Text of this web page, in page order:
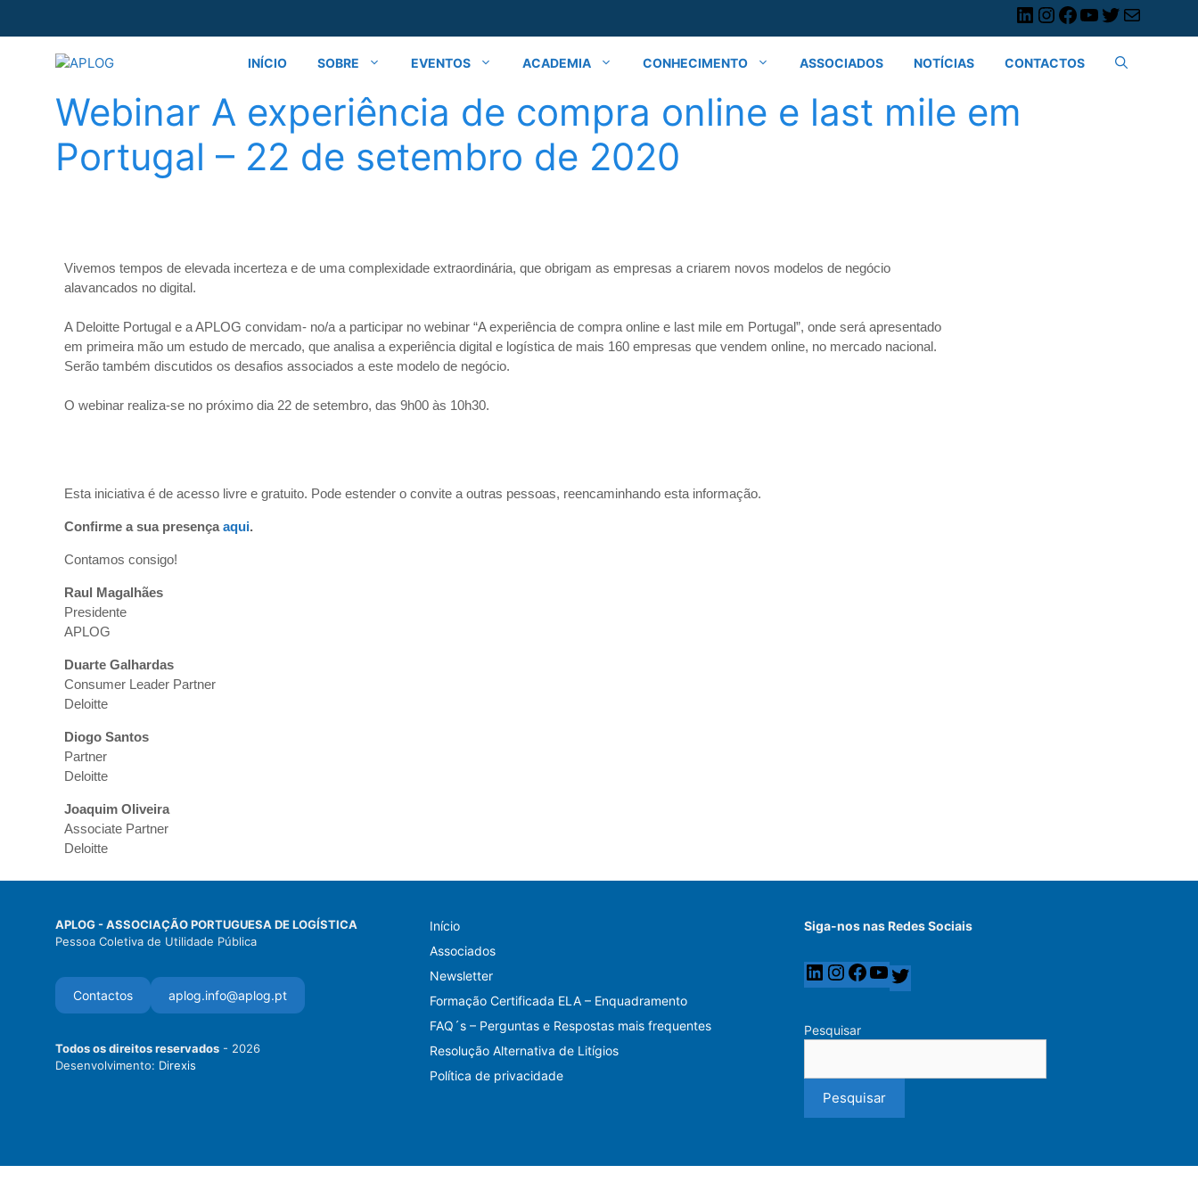
INÍCIO SOBRE EVENTOS ACADEMIA CONHECIMENTO ASSOCIADOS NOTÍCIAS CONTACTOS
Webinar A experiência de compra online e last mile em
Portugal – 22 de setembro de 2020
Vivemos tempos de elevada incerteza e de uma complexidade extraordinária, que obrigam as empresas a criarem novos modelos de negócio
alavancados no digital.
A Deloitte Portugal e a APLOG convidam- no/a a participar no webinar “A experiência de compra online e last mile em Portugal”, onde será apresentado
em primeira mão um estudo de mercado, que analisa a experiência digital e logística de mais 160 empresas que vendem online, no mercado nacional.
Serão também discutidos os desafios associados a este modelo de negócio.
O webinar realiza-se no próximo dia 22 de setembro, das 9h00 às 10h30.
Esta iniciativa é de acesso livre e gratuito. Pode estender o convite a outras pessoas, reencaminhando esta informação.
Confirme a sua presença aqui.
Contamos consigo!
Raul Magalhães
Presidente
APLOG
Duarte Galhardas
Consumer Leader Partner
Deloitte
Diogo Santos
Partner
Deloitte
Joaquim Oliveira
Associate Partner
Deloitte
APLOG - ASSOCIAÇÃO PORTUGUESA DE LOGÍSTICA
Pessoa Coletiva de Utilidade Pública
Contactos aplog.info@aplog.pt
Todos os direitos reservados - 2026
Desenvolvimento: Direxis
Início
Associados
Newsletter
Formação Certificada ELA – Enquadramento
FAQ´s – Perguntas e Respostas mais frequentes
Resolução Alternativa de Litígios
Política de privacidade
Siga-nos nas Redes Sociais
Pesquisar
Pesquisar